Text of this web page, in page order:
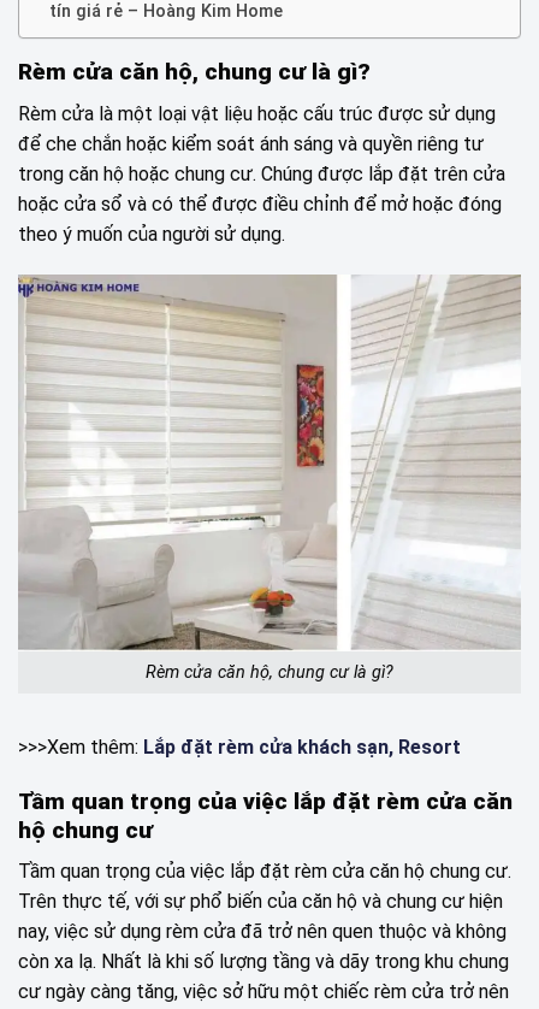
tín giá rẻ – Hoàng Kim Home
Rèm cửa căn hộ, chung cư là gì?
Rèm cửa là một loại vật liệu hoặc cấu trúc được sử dụng
để che chắn hoặc kiểm soát ánh sáng và quyền riêng tư
trong căn hộ hoặc chung cư. Chúng được lắp đặt trên cửa
hoặc cửa sổ và có thể được điều chỉnh để mở hoặc đóng
theo ý muốn của người sử dụng.
Rèm cửa căn hộ, chung cư là gì?
>>>Xem thêm: Lắp đặt rèm cửa khách sạn, Resort
Tầm quan trọng của việc lắp đặt rèm cửa căn
hộ chung cư
Tầm quan trọng của việc lắp đặt rèm cửa căn hộ chung cư.
Trên thực tế, với sự phổ biến của căn hộ và chung cư hiện
nay, việc sử dụng rèm cửa đã trở nên quen thuộc và không
còn xa lạ. Nhất là khi số lượng tầng và dãy trong khu chung
cư ngày càng tăng, việc sở hữu một chiếc rèm cửa trở nên